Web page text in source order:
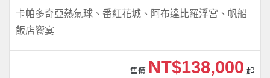
卡帕多奇亞熱氣球、番紅花城、阿布達比羅浮宮、帆船
飯店饗宴
售價 NT$138,000 起